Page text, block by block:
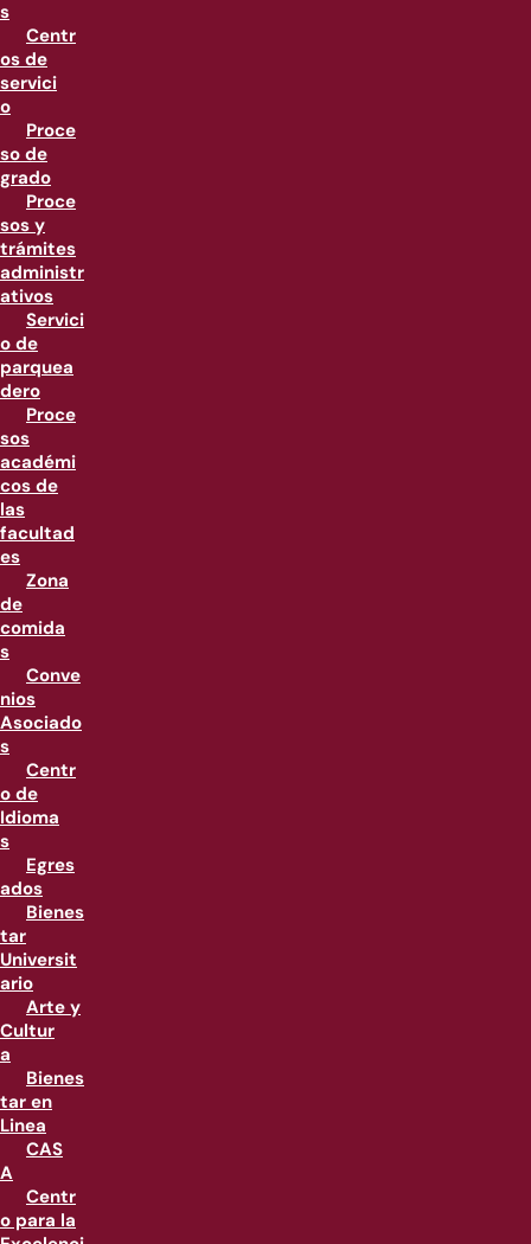
s
Centr
os de
servici
o
Proce
so de
grado
Proce
sos y
trámites
administr
ativos
Servici
o de
parquea
dero
Proce
sos
académi
cos de
las
facultad
es
Zona
de
comida
s
Conve
nios
Asociado
s
Centr
o de
Idioma
s
Egres
ados
Bienes
tar
Universit
ario
Arte y
Cultur
a
Bienes
tar en
Linea
CAS
A
Centr
o para la